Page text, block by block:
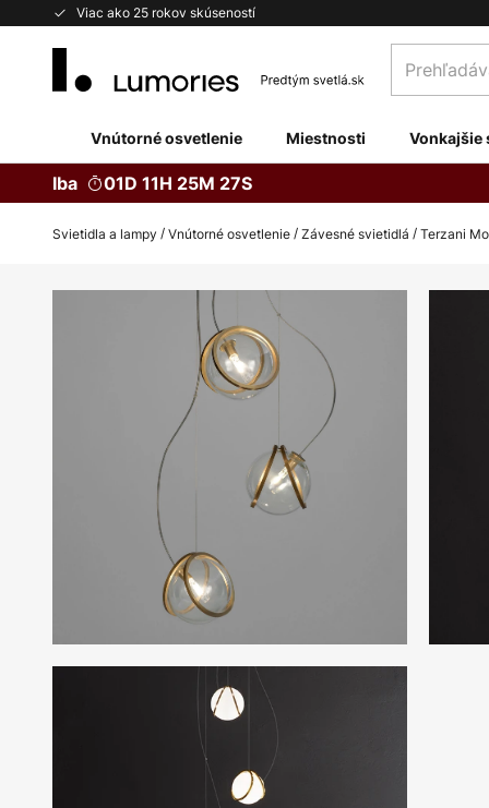
Viac ako 25 rokov skúseností
Skip
obchod
Vnútorné osvetlenie Miestnosti Vonkajšie
Iba 01D 11H 25M 27S
Svietidla a lampy Vnútorné osvetlenie Závesné svietidlá Terzani